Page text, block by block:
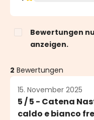
Bewertungen
anzeigen.
2 Bewertungen
15. November 2025
5 / 5 - Catena
caldo e bianco